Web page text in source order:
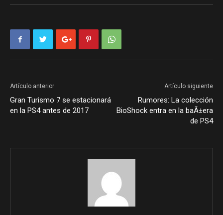
Artículo anterior
Gran Turismo 7 se estacionará
en la PS4 antes de 2017
Artículo siguiente
Rumores: La colección
BioShock entra en la baÃ±era
de PS4